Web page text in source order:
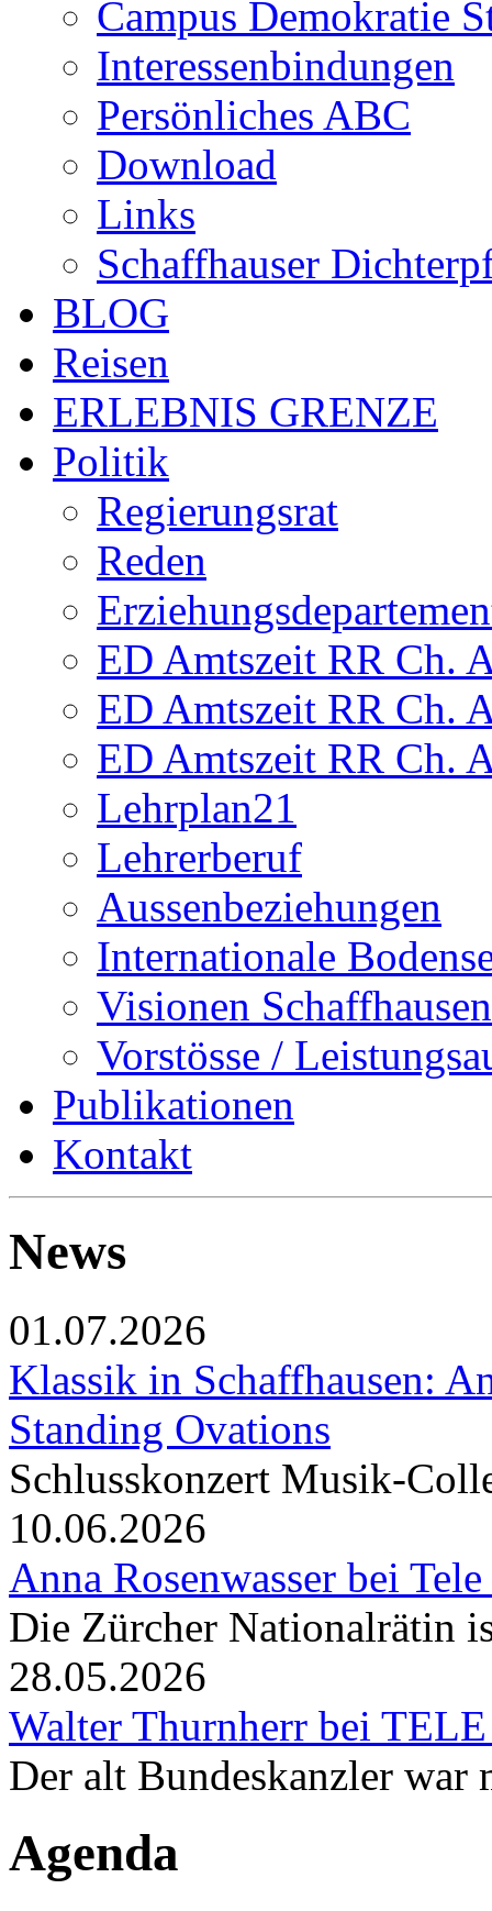
Campus Demokratie
Interessenbindungen
Persönliches ABC
Download
Links
Schaffhauser
BLOG
Reisen
ERLEBNIS GRENZE
Politik
Regierungsrat
Reden
ED Amtszeit RR Ch.
ED Amtszeit RR Ch.
ED Amtszeit RR Ch.
Lehrplan21
Lehrerberuf
Aussenbeziehungen
Internationale
Visionen Schaffhausen
Vorstösse /
Publikationen
Kontakt
News
01.07.2026
Klassik in Schaffhausen:
Standing Ovations
Schlusskonzert Musik-
10.06.2026
Anna Rosenwasser bei
Die Zürcher Nationalrätin
28.05.2026
Walter Thurnherr bei
Der alt Bundeskanzler war
Agenda